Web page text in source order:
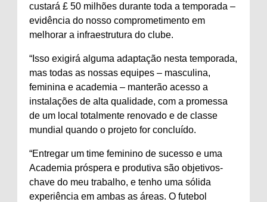
custará £ 50 milhões durante toda a temporada –
evidência do nosso comprometimento em
melhorar a infraestrutura do clube.
“Isso exigirá alguma adaptação nesta temporada,
mas todas as nossas equipes – masculina,
feminina e academia – manterão acesso a
instalações de alta qualidade, com a promessa
de um local totalmente renovado e de classe
mundial quando o projeto for concluído.
“Entregar um time feminino de sucesso e uma
Academia próspera e produtiva são objetivos-
chave do meu trabalho, e tenho uma sólida
experiência em ambas as áreas. O futebol